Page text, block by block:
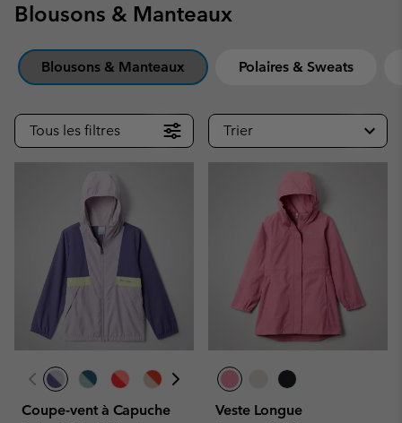
Blousons & Manteaux
Blousons & Manteaux Polaires & Sweats
Tous les filtres Trier
Coupe-vent à Capuche
Veste Longue